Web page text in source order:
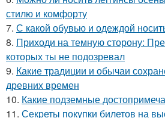
стилю и комфорту
7. С какой обувью и одеждой
8. Приходи на темную сторону:
которых ты не подозревал
9. Какие традиции и обычаи
древних времен
10. Какие подземные
11. Секреты покупки билетов на